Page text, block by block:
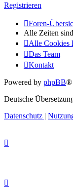
Registrieren
Foren-
Alle Zeiten sind
Alle Cookies
Das Team
Kontakt
Powered by phpBB®
Deutsche
Datenschutz |